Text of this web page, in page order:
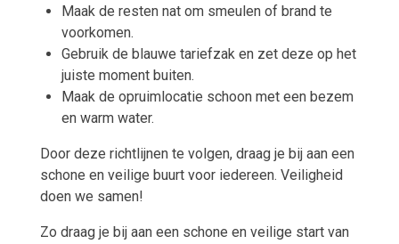
Maak de resten nat om smeulen of brand te
voorkomen.
Gebruik de blauwe tariefzak en zet deze op het
juiste moment buiten.
Maak de opruimlocatie schoon met een bezem
en warm water.
Door deze richtlijnen te volgen, draag je bij aan een
schone en veilige buurt voor iedereen. Veiligheid
doen we samen!
Zo draag je bij aan een schone en veilige start van